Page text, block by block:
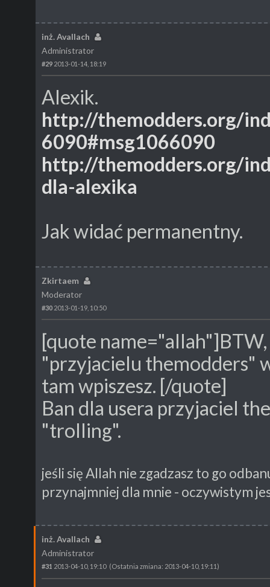
inż. Avallach
Administrator
#29 2013-01-14, 18:19
Alexik.
http://themodders.org/
6090#msg1066090
http://themodders.org/
dla-alexika
Jak widać permanentny.
Zkirtaem
Moderator
#30 2013-01-19, 10:50
[quote
"przyjacielu themodders"
tam wpiszesz. [/quote]
Ban dla usera przyjaciel
"trolling".
jeśli się Allah nie zgadzasz to go
przynajmniej dla mnie - oczywistym
inż. Avallach
Administrator
#31 2013-04-10, 19:10 (Ostatnia zmiana: 2013-04-10, 19:11)